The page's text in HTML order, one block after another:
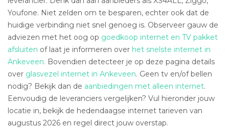
Youfone. Niet zelden om te besparen, echter ook dat de
huidige verbinding niet snel genoeg is. Observeer gauw de
adviezen met het oog op goedkoop internet en TV pakket
afsluiten of laat je informeren over het snelste internet in
Ankeveen. Bovendien detecteer je op deze pagina details
over glasvezel internet in Ankeveen. Geen tv en/of bellen
nodig? Bekijk dan de aanbiedingen met alleen internet.
Eenvoudig de leveranciers vergelijken? Vul hieronder jouw
locatie in, bekijk de hedendaagse internet tarieven van
augustus 2026 en regel direct jouw overstap.